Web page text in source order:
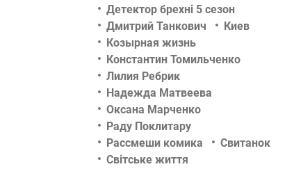
Детектор брехні 5 сезон
Дмитрий Танкович
Киев
Козырная жизнь
Константин Томильченко
Лилия Ребрик
Надежда Матвеева
Оксана Марченко
Раду Поклитару
Рассмеши комика
Свитанок
Світське життя